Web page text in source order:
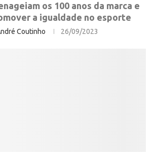
os 100 anos da marca e
a igualdade no esporte
Coutinho 26/09/2023